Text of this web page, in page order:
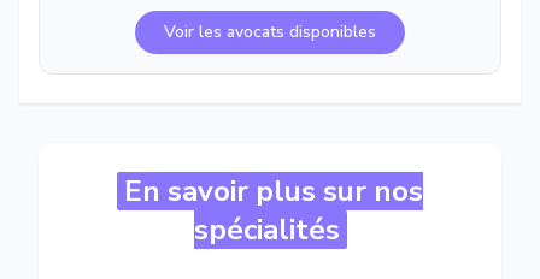
Voir les avocats disponibles
En savoir plus sur nos
spécialités